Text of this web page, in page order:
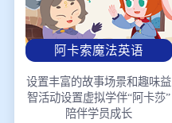
阿卡索魔法英语
设置丰富的故事场景和趣味益
智活动设置虚拟学伴“阿卡莎”
陪伴学员成长